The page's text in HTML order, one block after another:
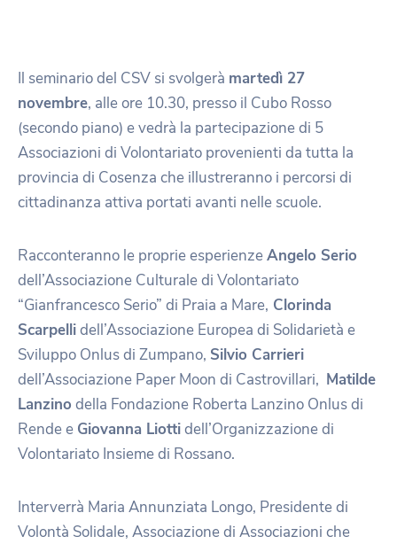
Il seminario del CSV si svolgerà martedì 27
novembre, alle ore 10.30, presso il Cubo Rosso
(secondo piano) e vedrà la partecipazione di 5
Associazioni di Volontariato provenienti da tutta la
provincia di Cosenza che illustreranno i percorsi di
cittadinanza attiva portati avanti nelle scuole.
Racconteranno le proprie esperienzeAngelo Serio
dell’Associazione Culturale di Volontariato
“Gianfrancesco Serio” di Praia a Mare, Clorinda
Scarpellidell’Associazione Europea di Solidarietà e
Sviluppo Onlus di Zumpano, Silvio Carrieri
dell’Associazione Paper Moon di Castrovillari, Matilde
Lanzino della Fondazione Roberta Lanzino Onlus di
Rende e Giovanna Liottidell’Organizzazione di
Volontariato Insieme di Rossano.
Interverrà Maria Annunziata Longo, Presidente di
Volontà Solidale, Associazione di Associazioni che